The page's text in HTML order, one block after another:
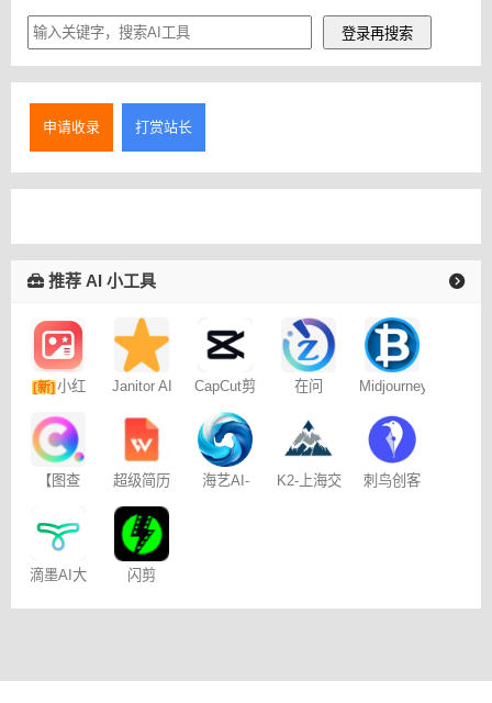
申请收录 打赏站长
推荐 AI 小工具
[新] 小红
记
Janitor AI
聊天
CapCut剪
在问
Midjourney
（咒语）
生成器
【图查
版权查询
神器
超级简历
海艺AI-
K2-上海交
刺鸟创客
滴墨AI大
闪剪